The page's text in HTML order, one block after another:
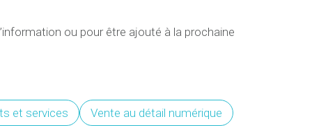
ou pour être ajouté à la prochaine
et services Vente au détail numérique